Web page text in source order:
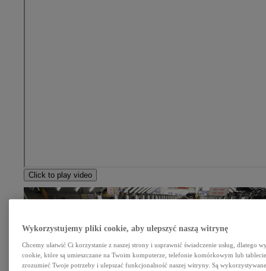
Click to play video
Wykorzystujemy pliki cookie, aby ulepszyć naszą witrynę
Chcemy ułatwić Ci korzystanie z naszej strony i usprawnić świadczenie usług, dlatego
cookie, które są umieszczane na Twoim komputerze, telefonie komórkowym lub
zrozumieć Twoje potrzeby i ulepszać funkcjonalność naszej witryny. Są